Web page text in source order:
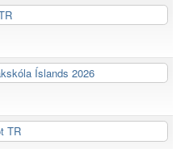
Íslands 2026
TR